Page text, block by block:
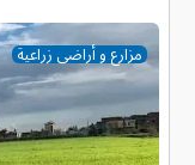
مزارع و أراضى زراعية